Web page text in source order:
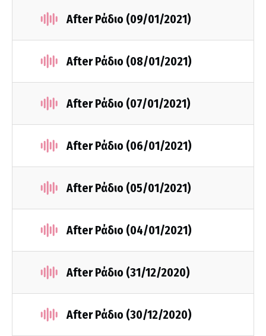
After Ράδιο (09/01/2021)
After Ράδιο (08/01/2021)
After Ράδιο (07/01/2021)
After Ράδιο (06/01/2021)
After Ράδιο (05/01/2021)
After Ράδιο (04/01/2021)
After Ράδιο (31/12/2020)
After Ράδιο (30/12/2020)